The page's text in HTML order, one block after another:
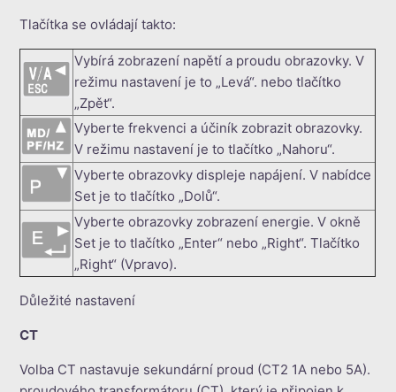
Tlačítka se ovládají takto:
Vybírá zobrazení napětí a proudu obrazovky. V
režimu nastavení je to „Levá“. nebo tlačítko
„Zpět“.
Vyberte frekvenci a účiník zobrazit obrazovky.
V režimu nastavení je to tlačítko „Nahoru“.
Vyberte obrazovky displeje napájení. V nabídce
Set je to tlačítko „Dolů“.
Vyberte obrazovky zobrazení energie. V okně
Set je to tlačítko „Enter“ nebo „Right“. Tlačítko
„Right“ (Vpravo).
Důležité nastavení
CT
Volba CT nastavuje sekundární proud (CT2 1A nebo 5A).